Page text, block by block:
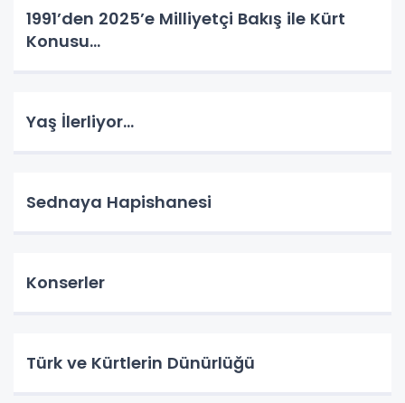
1991’den 2025’e Milliyetçi Bakış ile Kürt
Konusu…
Yaş İlerliyor…
Sednaya Hapishanesi
Konserler
Türk ve Kürtlerin Dünürlüğü